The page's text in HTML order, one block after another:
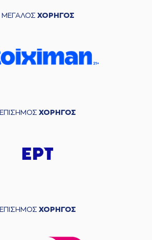
ΜΕΓΑΛΟΣ ΧΟΡΗΓΟΣ
ΕΠΙΣΗΜΟΣ ΧΟΡΗΓΟΣ
ΕΠΙΣΗΜΟΣ ΧΟΡΗΓΟΣ